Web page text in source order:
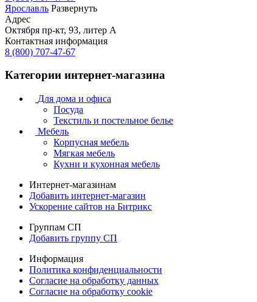
Ярославль Развернуть
Адрес
Октября пр-кт, 93, литер А
Контактная информация
8 (800) 707-47-67
Категории интернет-магазина
Для дома и офиса
Посуда
Текстиль и постельное белье
Мебель
Корпусная мебель
Мягкая мебель
Кухни и кухонная мебель
Интернет-магазинам
Добавить интернет-магазин
Ускорение сайтов на Битрикс
Группам СП
Добавить группу СП
Информация
Политика конфиденциальности
Согласие на обработку данных
Согласие на обработку cookie